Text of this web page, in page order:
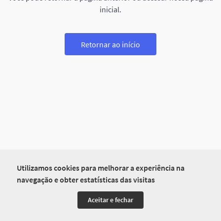
Utilizamos cookies para melhorar a experiência na
navegação e obter estatísticas das visitas
Aceitar e fechar
inicial.
Retornar ao início